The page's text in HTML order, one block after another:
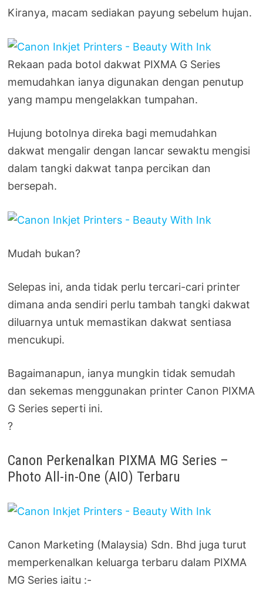
Kiranya, macam sediakan payung sebelum hujan.
Rekaan pada botol dakwat PIXMA G Series
memudahkan ianya digunakan dengan penutup
yang mampu mengelakkan tumpahan.
Hujung botolnya direka bagi memudahkan
dakwat mengalir dengan lancar sewaktu mengisi
dalam tangki dakwat tanpa percikan dan
bersepah.
Mudah bukan?
Selepas ini, anda tidak perlu tercari-cari printer
dimana anda sendiri perlu tambah tangki dakwat
diluarnya untuk memastikan dakwat sentiasa
mencukupi.
Bagaimanapun, ianya mungkin tidak semudah
dan sekemas menggunakan printer Canon PIXMA
G Series seperti ini.
?
Canon Perkenalkan PIXMA MG Series –
Photo All-in-One (AIO) Terbaru
Canon Marketing (Malaysia) Sdn. Bhd juga turut
memperkenalkan keluarga terbaru dalam PIXMA
MG Series iaitu :-